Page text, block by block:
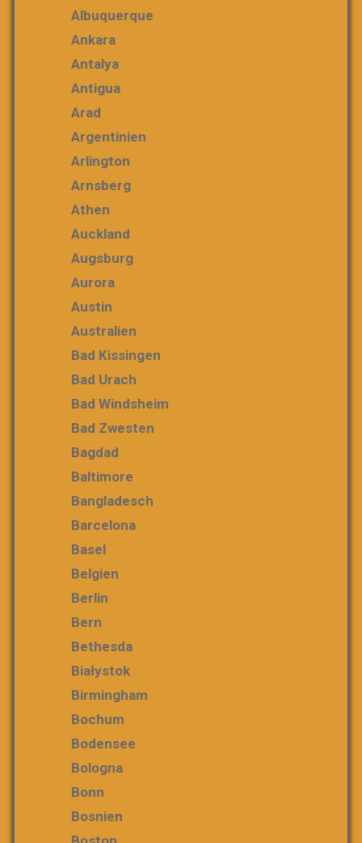
Albuquerque
Ankara
Antalya
Antigua
Arad
Argentinien
Arlington
Arnsberg
Athen
Auckland
Augsburg
Aurora
Austin
Australien
Bad Kissingen
Bad Urach
Bad Windsheim
Bad Zwesten
Bagdad
Baltimore
Bangladesch
Barcelona
Basel
Belgien
Berlin
Bern
Bethesda
Białystok
Birmingham
Bochum
Bodensee
Bologna
Bonn
Bosnien